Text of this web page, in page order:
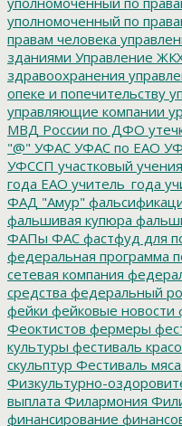
уполномоченный по
правам человека
зданиями Управление
здравоохранения
опеке и попечительству
управляющие компании
МВД России по ДФО
"@" УФАС УФАС по ЕАО
УФССП участковый учения
года ЕАО учитель_года
ФАД "Амур"
фальшивая купюра
ФАПы ФАС фастфуд для
федеральная программа
сетевая компания
средства федеральный
фейки фейковые новости
Феоктистов фермеры
культуры фестиваль
скульптур Фестиваль мяса
Физкультурно-
выплата Филармония
финансирование